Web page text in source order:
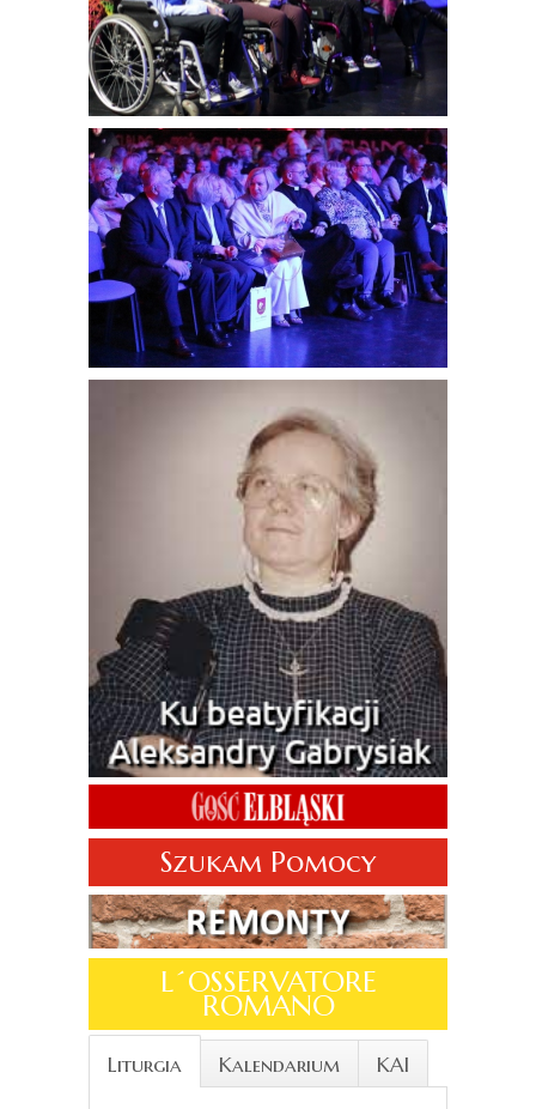
Szukam Pomocy
L´OSSERVATORE
ROMANO
Liturgia Kalendarium KAI